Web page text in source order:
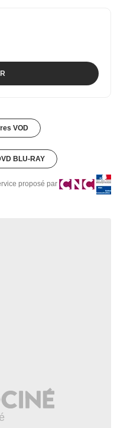
VOD
BLU-RAY
proposé par